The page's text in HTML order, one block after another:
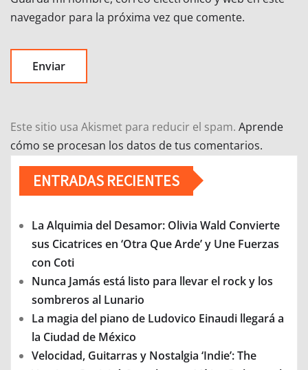
navegador para la próxima vez que comente.
Este sitio usa Akismet para reducir el spam. Aprende
cómo se procesan los datos de tus comentarios.
ENTRADAS RECIENTES
La Alquimia del Desamor: Olivia Wald Convierte
sus Cicatrices en ‘Otra Que Arde’ y Une Fuerzas
con Coti
Nunca Jamás está listo para llevar el rock y los
sombreros al Lunario
La magia del piano de Ludovico Einaudi llegará a
la Ciudad de México
Velocidad, Guitarras y Nostalgia ‘Indie’: The